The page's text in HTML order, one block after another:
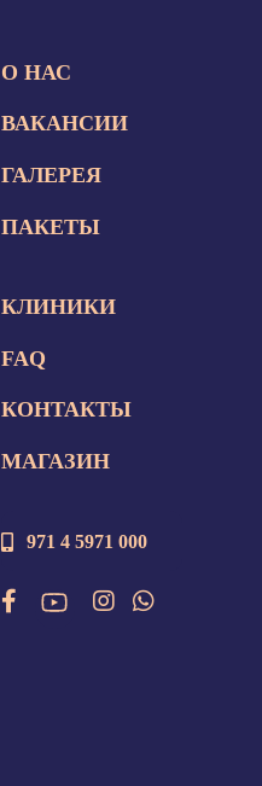
О НАС
ВАКАНСИИ
ГАЛЕРЕЯ
ПАКЕТЫ
КЛИНИКИ
FAQ
КОНТАКТЫ
МАГАЗИН
971 4 5971 000